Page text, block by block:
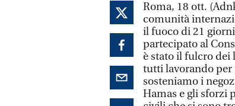
Roma, 18 ott.
comunità
il fuoco di 21
partecipato al
è stato il fulcro dei
tutti lavorando per
sosteniamo i
Hamas e gli sforzi